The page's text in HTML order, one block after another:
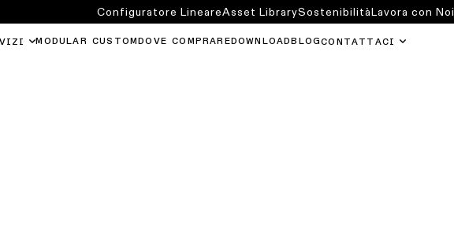
MODULAR CUSTOM DOVE COMPRARE DOWNLOAD BLOGCONTATTACI
Configuratore LineareAsset LibrarySostenibilitàLavora con Noi